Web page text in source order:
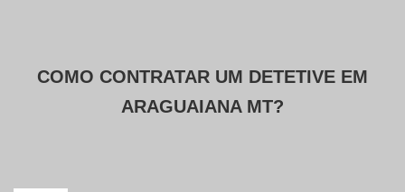
COMO CONTRATAR UM DETETIVE EM
ARAGUAIANA MT?